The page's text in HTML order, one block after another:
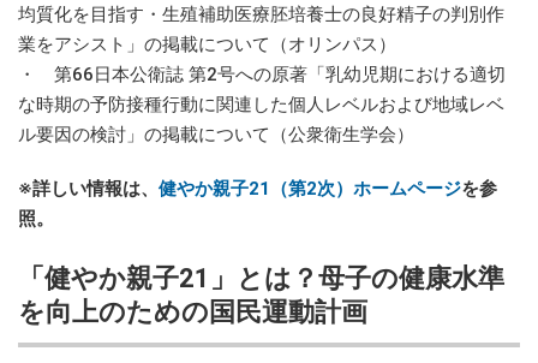
均質化を目指す・生殖補助医療胚培養士の良好精子の判別作
業をアシスト」の掲載について（オリンパス）
・ 第66日本公衛誌 第2号への原著「乳幼児期における適切
な時期の予防接種行動に関連した個人レベルおよび地域レベ
ル要因の検討」の掲載について（公衆衛生学会）
※詳しい情報は、 健やか親子21（第2次）ホームページを参
照。
「健やか親子21」とは？母子の健康水準
を向上のための国民運動計画